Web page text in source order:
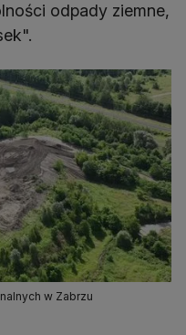
odpady ziemne,
w Zabrzu